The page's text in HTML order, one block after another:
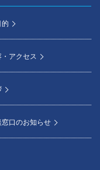
アクセス
口のお知らせ